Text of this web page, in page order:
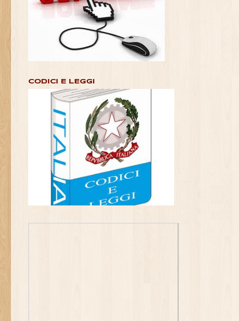
CODICI E LEGGI